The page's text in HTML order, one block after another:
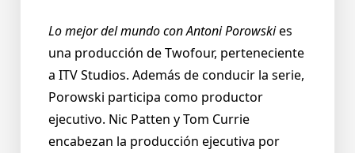
Lo mejor del mundo con Antoni Porowskies
una producción de Twofour, perteneciente
a ITV Studios. Además de conducir la serie,
Porowski participa como productor
ejecutivo. Nic Patten y Tom Currie
encabezan la producción ejecutiva por